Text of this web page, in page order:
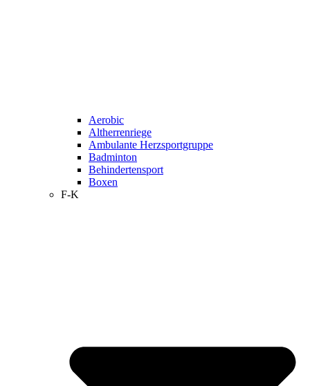
Aerobic
Altherrenriege
Ambulante Herzsportgruppe
Badminton
Behindertensport
Boxen
F-K